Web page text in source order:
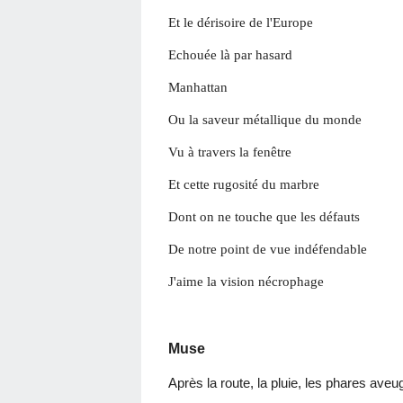
Et le dérisoire de l'Europe
Echouée là par hasard
Manhattan
Ou la saveur métallique du monde
Vu à travers la fenêtre
Et cette rugosité du marbre
Dont on ne touche que les défauts
De notre point de vue indéfendable
J'aime la vision nécrophage
Muse
Après la route, la pluie, les phares